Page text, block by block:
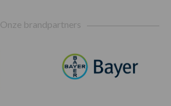
Onze brandpartners